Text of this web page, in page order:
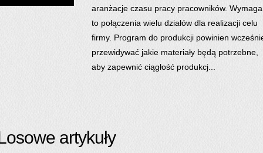
aranżacje czasu pracy pracowników. Wymaga
to połączenia wielu działów dla realizacji celu
firmy. Program do produkcji powinien
przewidywać jakie materiały będą potrzebne,
aby zapewnić ciągłość produkcj...
artykuły